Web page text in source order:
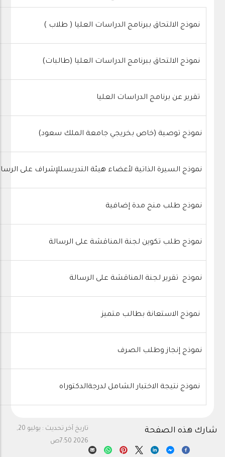
نموذج الالتحاق ببرنامج الدراسات العليا ( طلاب )
نموذج الالتحاق ببرنامج الدراسات العليا (طالبات)
تقرير عن برنامج الدراسات العليا
نموذج توصية (خاص بخريجي جامعة الملك سعود)
نموذج السيرة الذاتية لأعضاء هيئة التدريسللإشراف على
نموذج طلب منح مدة إضافية
نموذج طلب تكوين لجنة المناقشة على الرسالة
نموذج تقرير لجنة المناقشة على الرسالة
نموذج الاستعانة بطالب متميز
نموذج إنجاز وطلب الصرف
نموذج نتيجة الاختبار الشامل لدرجةالدكتوراه
تاريخ آخر تحديث :
يوليو 20,
2026 7:50ص
شارك هذه الصفحة